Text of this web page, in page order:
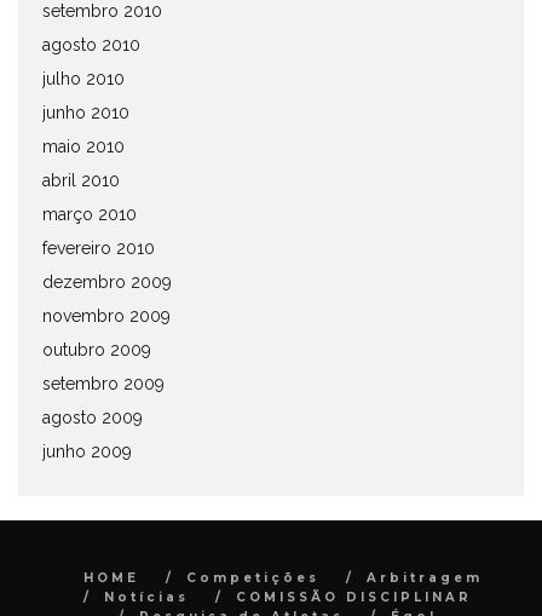
setembro 2010
agosto 2010
julho 2010
junho 2010
maio 2010
abril 2010
março 2010
fevereiro 2010
dezembro 2009
novembro 2009
outubro 2009
setembro 2009
agosto 2009
junho 2009
HOME Competições
Arbitragem
Notícias
COMISSÃO DISCIPLINAR